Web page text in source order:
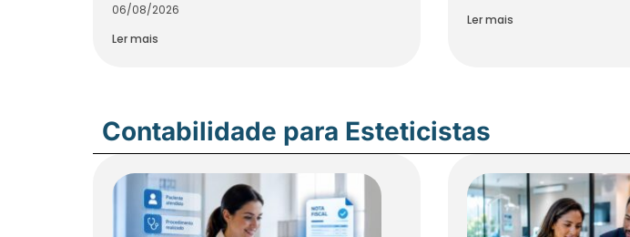
06/08/2026
Ler mais
Ler mais
Contabilidade para Esteticistas